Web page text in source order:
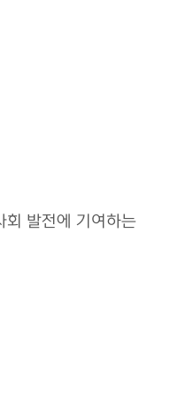
회 발전에 기여하는